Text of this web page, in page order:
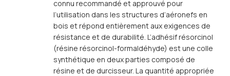
connu recommandé et approuvé pour
l’utilisation dans les structures d’aéronefs en
bois et répond entièrement aux exigences de
résistance et de durabilité. L’adhésif résorcinol
(résine résorcinol-formaldéhyde) est une colle
synthétique en deux parties composé de
résine et de durcisseur. La quantité appropriée